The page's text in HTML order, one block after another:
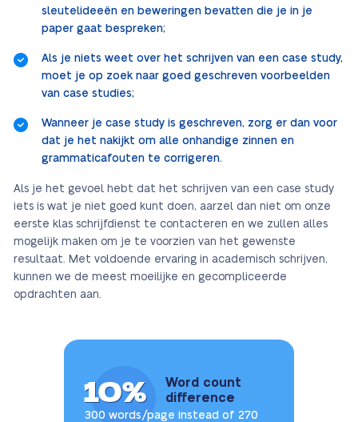
sleutelideeën en beweringen bevatten die je in je
paper gaat bespreken;
Als je niets weet over het schrijven van een case study,
moet je op zoek naar goed geschreven voorbeelden
van case studies;
Wanneer je case study is geschreven, zorg er dan voor
dat je het nakijkt om alle onhandige zinnen en
grammaticafouten te corrigeren.
Als je het gevoel hebt dat het schrijven van een case study
iets is wat je niet goed kunt doen, aarzel dan niet om onze
eerste klas schrijfdienst te contacteren en we zullen alles
mogelijk maken om je te voorzien van het gewenste
resultaat. Met voldoende ervaring in academisch schrijven,
kunnen we de meest moeilijke en gecompliceerde
opdrachten aan.
10%
Word count
difference
300 words/page instead of 270